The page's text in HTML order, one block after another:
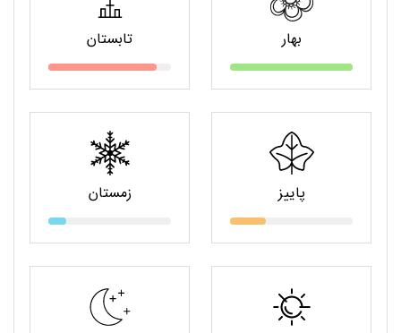
بهار تابستان
پاییز زمستان